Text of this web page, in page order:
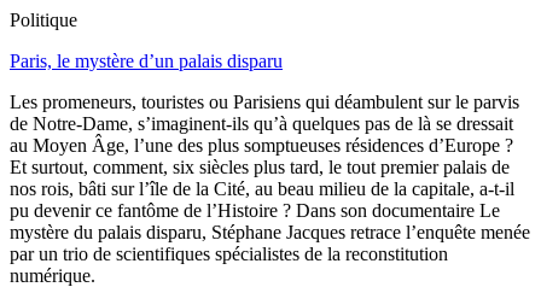
Politique
Paris, le mystère d’un palais disparu
Les promeneurs, touristes ou Parisiens qui déambulent sur le parvis
de Notre-Dame, s’imaginent-ils qu’à quelques pas de là se dressait
au Moyen Âge, l’une des plus somptueuses résidences d’Europe ?
Et surtout, comment, six siècles plus tard, le tout premier palais de
nos rois, bâti sur l’île de la Cité, au beau milieu de la capitale, a-t-il
pu devenir ce fantôme de l’Histoire ? Dans son documentaire Le
mystère du palais disparu, Stéphane Jacques retrace l’enquête menée
par un trio de scientifiques spécialistes de la reconstitution
numérique.